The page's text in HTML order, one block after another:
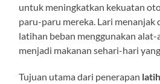
untuk meningkatkan kekuatan
paru-paru mereka. Lari
latihan beban menggunakan
menjadi makanan sehari-hari
Tujuan utama dari penerapan